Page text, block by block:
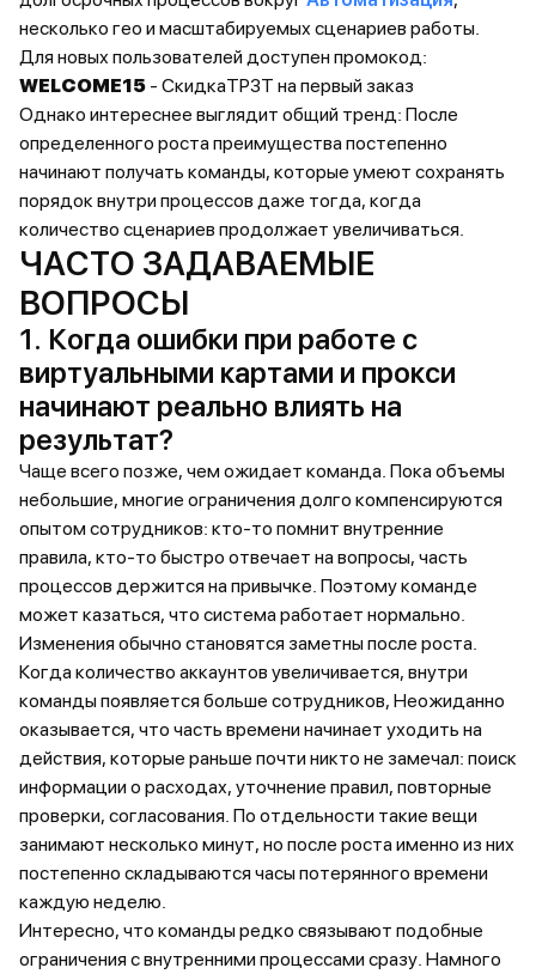
несколько гео и масштабируемых сценариев работы.
Для новых пользователей доступен промокод:
WELCOME15 - СкидкаTP3T на первый заказ
Однако интереснее выглядит общий тренд: После
определенного роста преимущества постепенно
начинают получать команды, которые умеют сохранять
порядок внутри процессов даже тогда, когда
количество сценариев продолжает увеличиваться.
ЧАСТО ЗАДАВАЕМЫЕ
ВОПРОСЫ
1. Когда ошибки при работе с
виртуальными картами и прокси
начинают реально влиять на
результат?
Чаще всего позже, чем ожидает команда. Пока объемы
небольшие, многие ограничения долго компенсируются
опытом сотрудников: кто-то помнит внутренние
правила, кто-то быстро отвечает на вопросы, часть
процессов держится на привычке. Поэтому команде
может казаться, что система работает нормально.
Изменения обычно становятся заметны после роста.
Когда количество аккаунтов увеличивается, внутри
команды появляется больше сотрудников, Неожиданно
оказывается, что часть времени начинает уходить на
действия, которые раньше почти никто не замечал: поиск
информации о расходах, уточнение правил, повторные
проверки, согласования. По отдельности такие вещи
занимают несколько минут, но после роста именно из них
постепенно складываются часы потерянного времени
каждую неделю.
Интересно, что команды редко связывают подобные
ограничения с внутренними процессами сразу. Намного